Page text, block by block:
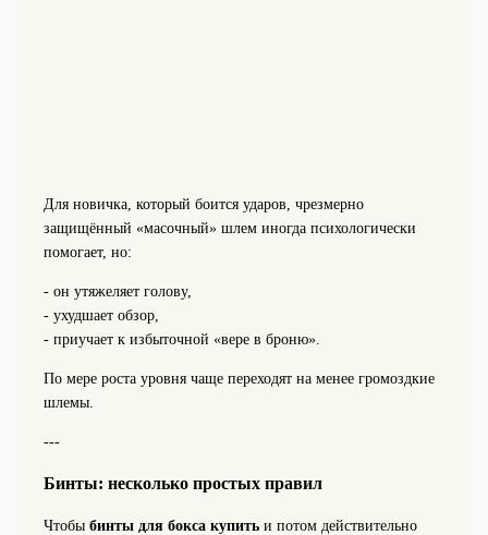
Для новичка, который боится ударов, чрезмерно
защищённый «масочный» шлем иногда психологически
помогает, но:
- он утяжеляет голову,
- ухудшает обзор,
- приучает к избыточной «вере в броню».
По мере роста уровня чаще переходят на менее громоздкие
шлемы.
---
Бинты: несколько простых правил
Чтобы бинты для бокса купитьи потом действительно